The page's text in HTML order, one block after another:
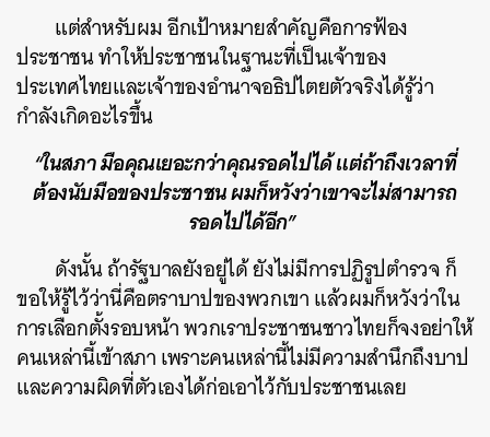
แต่สำหรับผม อีกเป้าหมายสำคัญคือการฟ้อง
ประชาชน ทำให้ประชาชนในฐานะที่เป็นเจ้าของ
ประเทศไทยและเจ้าของอำนาจอธิปไตยตัวจริงได้รู้ว่า
กำลังเกิดอะไรขึ้น
“ในสภา มือคุณเยอะกว่าคุณรอดไปได้ แต่ถ้าถึงเวลาที่
ต้องนับมือของประชาชน ผมก็หวังว่าเขาจะไม่สามารถ
รอดไปได้อีก”
ดังนั้น ถ้ารัฐบาลยังอยู่ได้ ยังไม่มีการปฏิรูปตำรวจ ก็
ขอให้รู้ไว้ว่านี่คือตราบาปของพวกเขา แล้วผมก็หวังว่าใน
การเลือกตั้งรอบหน้า พวกเราประชาชนชาวไทยก็จงอย่าให้
คนเหล่านี้เข้าสภา เพราะคนเหล่านี้ไม่มีความสำนึกถึงบาป
และความผิดที่ตัวเองได้ก่อเอาไว้กับประชาชนเลย